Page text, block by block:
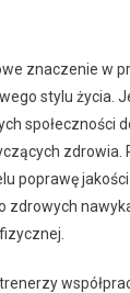
znaczenie w
stylu życia.
społeczności
zdrowia.
poprawę
zdrowych